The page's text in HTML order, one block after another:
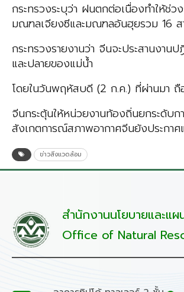
กระทรวงระบุว่า ฝนตกต่อเนื่องทำให้ช่
มณฑลเจียงซีและมณฑลอันฮุยรวม 16
กระทรวงรายงานว่า จีนจะประสานงา
และปลายของแม่น้ำ
โดยในวันพฤหัสบดี (2 ก.ค.) ที่ผ่านมา
จีนกระตุ้นให้หน่วยงานท้องถิ่นยกระดับ
สังเกตการณ์สภาพอากาศจีนยังประกา
ข่าวสิ่งแวดล้อม
สำนักงานนโยบายและแ
Office of Natural